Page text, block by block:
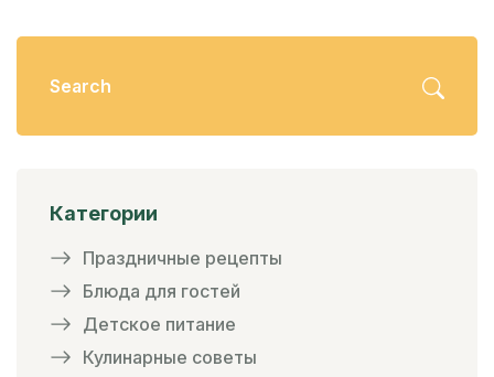
Категории
Праздничные рецепты
Блюда для гостей
Детское питание
Кулинарные советы